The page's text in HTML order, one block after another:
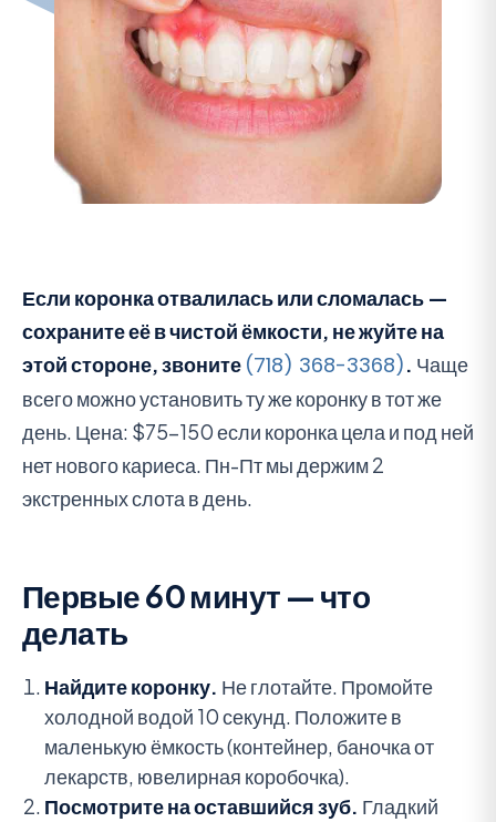
Если коронка отвалилась или сломалась —
сохраните её в чистой ёмкости, не жуйте на
этой стороне, звоните (718) 368-3368). Чаще
всего можно установить ту же коронку в тот же
день. Цена: $75-150 если коронка цела и под ней
нет нового кариеса. Пн-Пт мы держим 2
экстренных слота в день.
Первые 60 минут — что
делать
Найдите коронку. Не глотайте. Промойте
холодной водой 10 секунд. Положите в
маленькую ёмкость (контейнер, баночка от
лекарств, ювелирная коробочка).
Посмотрите на оставшийся зуб. Гладкий